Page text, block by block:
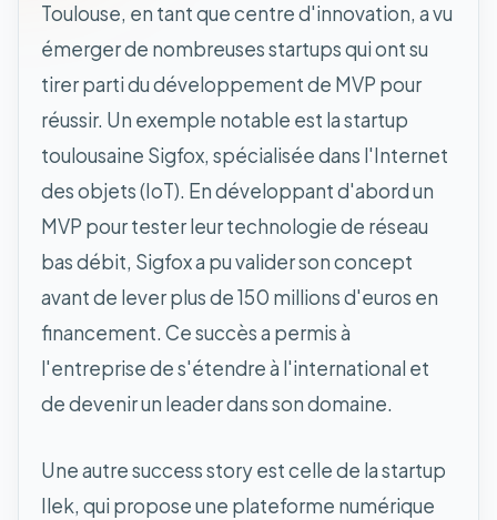
Toulouse, en tant que centre d'innovation, a vu
émerger de nombreuses startups qui ont su
tirer parti du développement de MVP pour
réussir. Un exemple notable est la startup
toulousaine Sigfox, spécialisée dans l'Internet
des objets (IoT). En développant d'abord un
MVP pour tester leur technologie de réseau
bas débit, Sigfox a pu valider son concept
avant de lever plus de 150 millions d'euros en
financement. Ce succès a permis à
l'entreprise de s'étendre à l'international et
de devenir un leader dans son domaine.
Une autre success story est celle de la startup
Ilek, qui propose une plateforme numérique